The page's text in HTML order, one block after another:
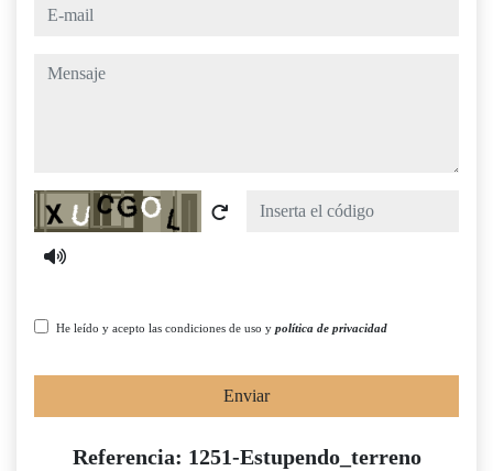
e-mail
mensaje
Captcha
He leído y acepto las condiciones de uso y política de privacidad
Enviar
Referencia: 1251-Estupendo_terreno